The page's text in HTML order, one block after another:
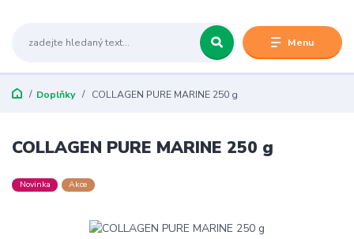
Menu
Doplňky COLLAGEN PURE MARINE 250 g
COLLAGEN PURE MARINE 250 g
Novinka Akce